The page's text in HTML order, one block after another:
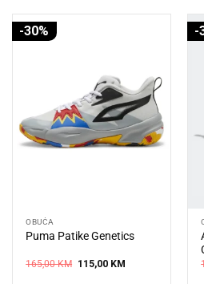
-30%
OBUĆA
Puma Patike Genetics
165,00KM Original
price
115,00 KMCurrent
-